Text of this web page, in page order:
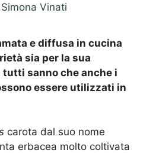
Simona Vinati
e diffusa in cucina
sia per la sua
sanno che anche i
essere utilizzati in
carota dal suo nome
erbacea molto coltivata